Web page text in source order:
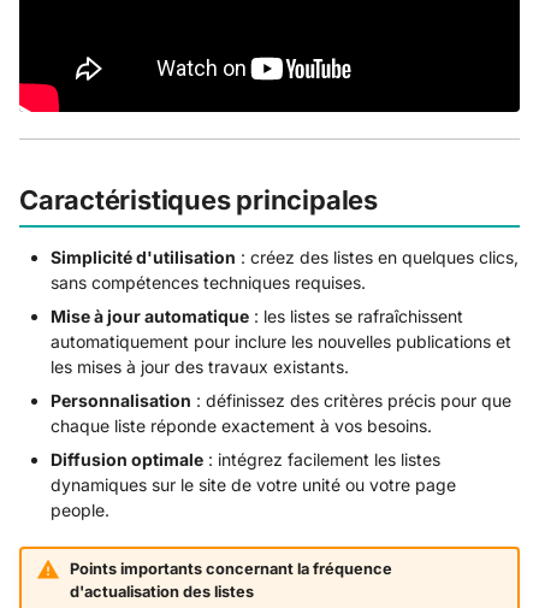
h
labo/une unité via
WordPress
Créer une liste de
page « People » via
Infoscience-Exports
Mettre à jour la liste de
publications de votre
unité (nouvelle version
d'Infoscience)
créées avant la migration
Mettre à jour ma liste de
publications People
Mettre à jour ma liste de
publications WordPress
Caractéristiques principales
Simplicité d'utilisation : créez des listes en quelques clics,
sans compétences techniques requises.
Mise à jour automatique : les listes se rafraîchissent
automatiquement pour inclure les nouvelles publications et
les mises à jour des travaux existants.
Personnalisation : définissez des critères précis pour que
chaque liste réponde exactement à vos besoins.
Diffusion optimale : intégrez facilement les listes
dynamiques sur le site de votre unité ou votre page
people.
Points importants concernant la fréquence
d'actualisation des listes